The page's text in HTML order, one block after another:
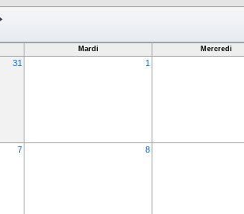
Mardi Mercredi
31 1
7 8